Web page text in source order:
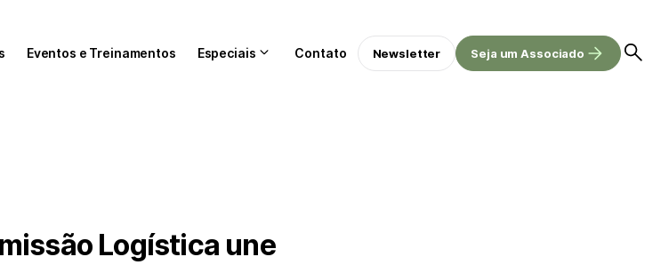
Eventos e Treinamentos Especiais Contato Newsletter Seja um Associado
Logística une